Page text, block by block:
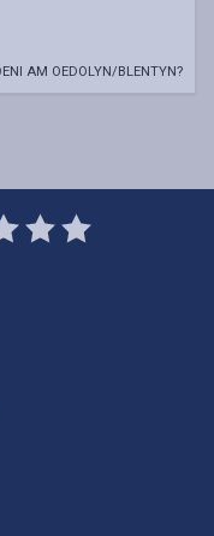
AM OEDOLYN/BLENTYN?
4
Stars
5
Stars